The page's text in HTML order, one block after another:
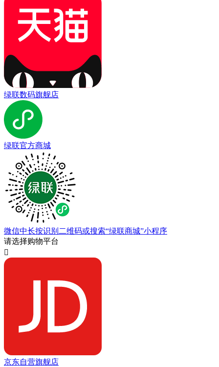
绿联数码旗舰店
绿联官方商城
微信中长按识别二维码或搜索“绿联商城”小程序
请选择购物平台

京东自营旗舰店